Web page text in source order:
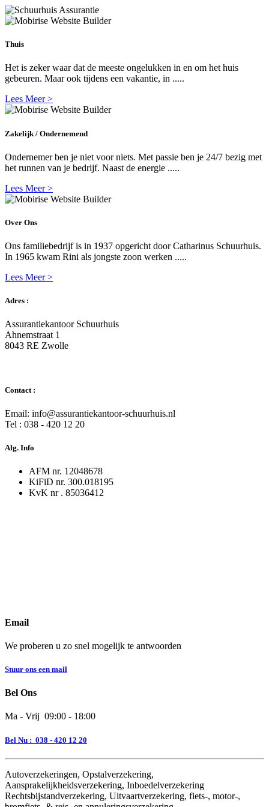
Thuis
Het is zeker waar dat de meeste ongelukken in en om het huis
gebeuren. Maar ook tijdens een vakantie, in .....
Lees Meer >
Zakelijk / Ondernemend
Ondernemer ben je niet voor niets. Met passie ben je 24/7 bezig met
het runnen van je bedrijf. Naast de energie .....
Lees Meer >
Over Ons
Ons familiebedrijf is in 1937 opgericht door Catharinus Schuurhuis.
In 1965 kwam Rini als jongste zoon werken .....
Lees Meer >
Adres :
Assurantiekantoor Schuurhuis
Ahnemstraat 1
8043 RE Zwolle
Contact :
Email: info@assurantiekantoor-schuurhuis.nl
Tel : 038 - 420 12 20
Alg. Info
AFM nr. 12048678
KiFiD nr. 300.018195
KvK nr . 85036412
Email
We proberen u zo snel mogelijk te antwoorden
Stuur ons een mail
Bel Ons
Ma - Vrij 09:00 - 18:00
Bel Nu : 038 - 420 12 20
Autoverzekeringen, Opstalverzekering,
Aansprakelijkheidsverzekering, Inboedelverzekering
Rechtsbijstandverzekering, Uitvaartverzekering, fiets-, motor-,